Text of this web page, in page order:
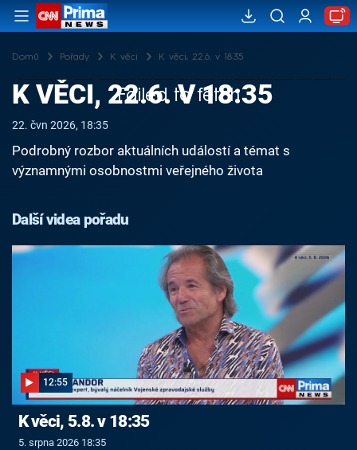
Domů Pořady K věci K věci, 22.6. v 18:35
Failed to fetch
K VĚCI, 22.6. V 18:35
22. čvn 2026, 18:35
Podrobný rozbor aktuálních událostí a témat s
významnými osobnostmi veřejného života
Další videa pořadu
12:55
K věci, 5.8. v 18:35
5. srpna 2026 18:35